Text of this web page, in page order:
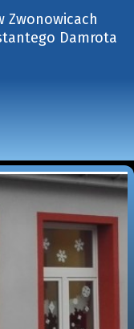
Zwonowicach
Damrota